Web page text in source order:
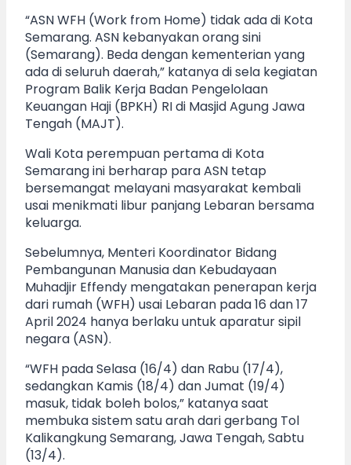
“ASN WFH (Work from Home) tidak ada di Kota
Semarang. ASN kebanyakan orang sini
(Semarang). Beda dengan kementerian yang
ada di seluruh daerah,” katanya di sela kegiatan
Program Balik Kerja Badan Pengelolaan
Keuangan Haji (BPKH) RI di Masjid Agung Jawa
Tengah (MAJT).
Wali Kota perempuan pertama di Kota
Semarang ini berharap para ASN tetap
bersemangat melayani masyarakat kembali
usai menikmati libur panjang Lebaran bersama
keluarga.
Sebelumnya, Menteri Koordinator Bidang
Pembangunan Manusia dan Kebudayaan
Muhadjir Effendy mengatakan penerapan kerja
dari rumah (WFH) usai Lebaran pada 16 dan 17
April 2024 hanya berlaku untuk aparatur sipil
negara (ASN).
“WFH pada Selasa (16/4) dan Rabu (17/4),
sedangkan Kamis (18/4) dan Jumat (19/4)
masuk, tidak boleh bolos,” katanya saat
membuka sistem satu arah dari gerbang Tol
Kalikangkung Semarang, Jawa Tengah, Sabtu
(13/4).